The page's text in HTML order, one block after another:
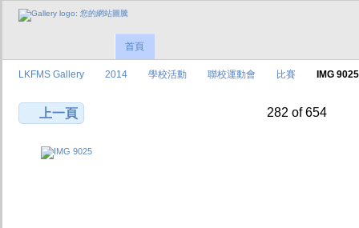
首頁
LKFMS Gallery 2014 學校活動 聯校運動會 比賽 IMG 9025
上一頁 282 of 654